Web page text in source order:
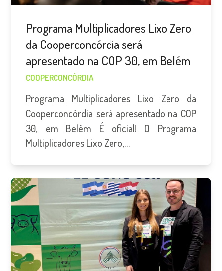
Programa Multiplicadores Lixo Zero
da Cooperconcórdia será
apresentado na COP 30, em Belém
COOPERCONCÓRDIA
Programa Multiplicadores Lixo Zero da
Cooperconcórdia será apresentado na COP
30, em Belém É oficial! O Programa
Multiplicadores Lixo Zero,…